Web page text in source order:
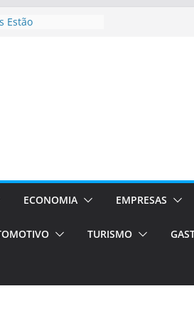
Estão
em Porto
de transfer,
de alto padrão
bolsas –
o segundo
únicas e
de volta!
ECONOMIA EMPRESAS
TURISMO